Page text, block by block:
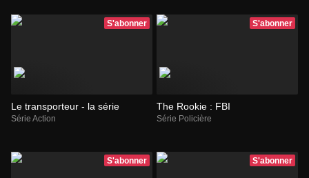
S'abonner
Le transporteur - la série
Série Action
S'abonner
The Rookie : FBI
Série Policière
S'abonner S'abonner